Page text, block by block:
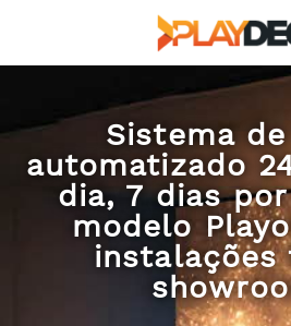
Sistema
automatizado
dia, 7 dias
modelo
instalações